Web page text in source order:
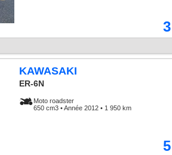
KAWASAKI
ER-6N
Moto roadster
650 cm3 • Année 2012 • 1 950 km